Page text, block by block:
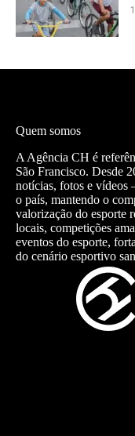
Quem somos
A Agência CH é
São Francisco. Desde
notícias, fotos e vídeos
o país, mantendo o
valorização do esporte
locais, competições
eventos do esporte,
do cenário esportivo